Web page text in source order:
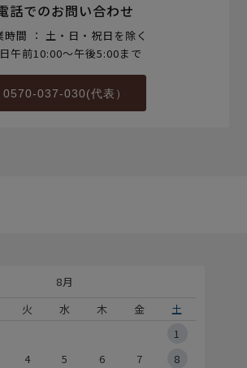
話でのお問い合わせ
時間 ： 土・日・祝日を除く
午前10:00～午後5:00まで
0570-037-030(代表）
8月
火 水 木 金
土
1
4 5 6 7
8